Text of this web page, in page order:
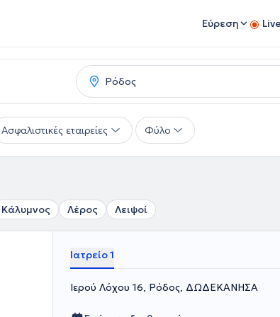
Εύρεση
Ασφαλιστικές εταιρείες Φύλο
Κάλυμνος Λέρος Λειψοί
Ιατρείο 1
Ιερού Λόχου 16, Ρόδος, ΔΩΔΕΚΑΝΗΣΑ